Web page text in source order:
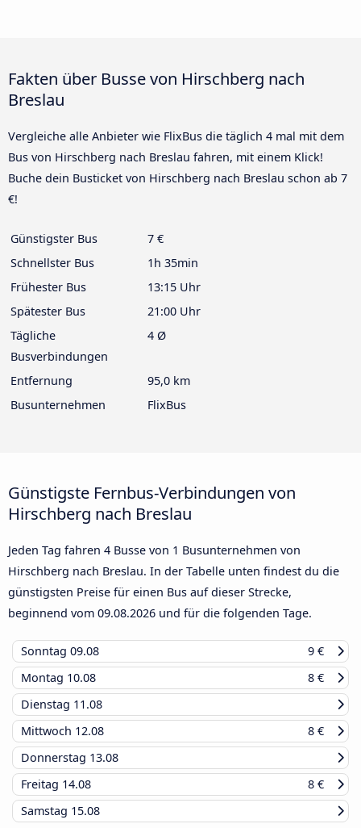
Fakten über Busse von Hirschberg nach
Breslau
Vergleiche alle Anbieter wie FlixBus die täglich 4 mal mit dem
Bus von Hirschberg nach Breslau fahren, mit einem Klick!
Buche dein Busticket von Hirschberg nach Breslau schon ab 7
€!
Günstigster Bus
7 €
Schnellster Bus
1h 35min
Frühester Bus
13:15 Uhr
Spätester Bus
21:00 Uhr
Tägliche
Busverbindungen
4 Ø
Entfernung
95,0 km
Busunternehmen
FlixBus
Günstigste Fernbus-Verbindungen von
Hirschberg nach Breslau
Jeden Tag fahren 4 Busse von 1 Busunternehmen von
Hirschberg nach Breslau. In der Tabelle unten findest du die
günstigsten Preise für einen Bus auf dieser Strecke,
beginnend vom 09.08.2026 und für die folgenden Tage.
Sonntag 09.08
9 €
Montag 10.08
8 €
Dienstag 11.08
Mittwoch 12.08
8 €
Donnerstag 13.08
Freitag 14.08
8 €
Samstag 15.08